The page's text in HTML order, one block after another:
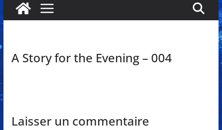
A Story for the Evening – 004
Laisser un commentaire